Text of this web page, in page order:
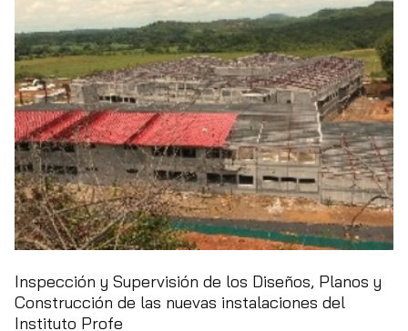
Inspección y Supervisión de los Diseños, Planos y
Construcción de las nuevas instalaciones del
Instituto Profe